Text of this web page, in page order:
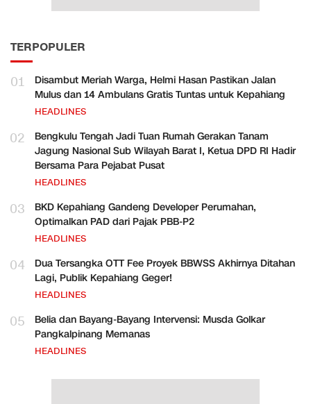
TERPOPULER
01
Disambut Meriah Warga, Helmi Hasan Pastikan Jalan
Mulus dan 14 Ambulans Gratis Tuntas untuk Kepahiang
HEADLINES
02
Bengkulu Tengah Jadi Tuan Rumah Gerakan Tanam
Jagung Nasional Sub Wilayah Barat I, Ketua DPD RI Hadir
Bersama Para Pejabat Pusat
HEADLINES
03
BKD Kepahiang Gandeng Developer Perumahan,
Optimalkan PAD dari Pajak PBB-P2
HEADLINES
04
Dua Tersangka OTT Fee Proyek BBWSS Akhirnya Ditahan
Lagi, Publik Kepahiang Geger!
HEADLINES
05
Belia dan Bayang-Bayang Intervensi: Musda Golkar
Pangkalpinang Memanas
HEADLINES